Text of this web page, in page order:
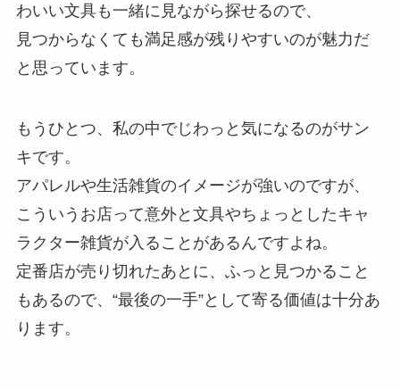
わいい文具も一緒に見ながら探せるので、
見つからなくても満足感が残りやすいのが魅力だ
と思っています。
もうひとつ、私の中でじわっと気になるのがサン
キです。
アパレルや生活雑貨のイメージが強いのですが、
こういうお店って意外と文具やちょっとしたキャ
ラクター雑貨が入ることがあるんですよね。
定番店が売り切れたあとに、ふっと見つかること
もあるので、“最後の一手”として寄る価値は十分あ
ります。